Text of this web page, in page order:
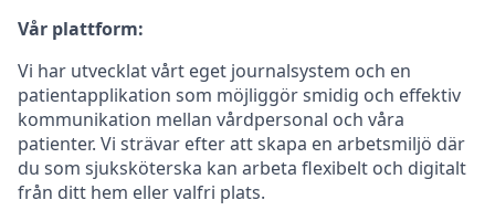
Vår plattform:
Vi har utvecklat vårt eget journalsystem och en
patientapplikation som möjliggör smidig och effektiv
kommunikation mellan vårdpersonal och våra
patienter. Vi strävar efter att skapa en arbetsmiljö där
du som sjuksköterska kan arbeta flexibelt och digitalt
från ditt hem eller valfri plats.‍